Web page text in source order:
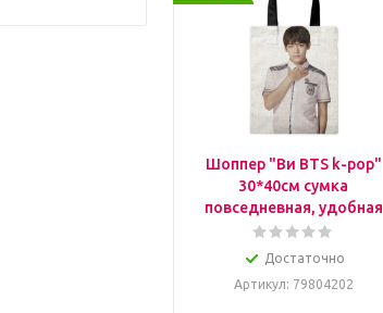
Шоппер "Ви BTS k-pop"
30*40см сумка
повседневная, удобная
Достаточно
Артикул: 79804202